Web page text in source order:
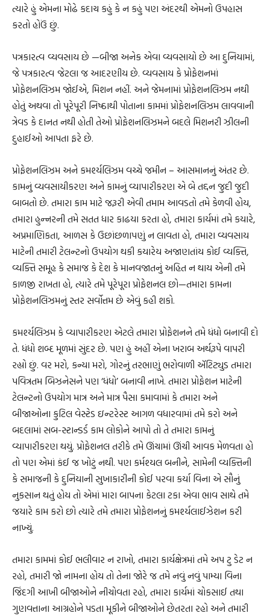
ત્યારે હું એમના મોઢે કદાચ કહું કે ન કહું પણ અંદરથી એમનો ઉપહાસ
કરતો હોઉં છું.
પત્રકારત્વ વ્યવસાય છે —બીજા અનેક એવા વ્યવસાયો છે આ દુનિયામાં,
જે પત્રકારત્વ જેટલા જ આદરણીય છે. વ્યવસાય કે પ્રોફેશનમાં
પ્રોફેશનલિઝમ જોઈએ, મિશન નહીં. અને જેમનામાં પ્રોફેશનલિઝમ નથી
હોતું અથવા તો પૂરેપૂરી નિષ્ઠાથી પોતાના કામમાં પ્રોફેશનલિઝમ લાવવાની
ત્રેવડ કે દાનત નથી હોતી તેઓ પ્રોફેશનલિઝમને બદલે મિશનરી ઝીલની
દુહાઈઓ આપતા ફરે છે.
પ્રોફેશનલિઝમ અને કમર્શ્યલિઝમ વચ્ચે જમીન – આસમાનનું અંતર છે.
કામનું વ્યવસાયીકરણ અને કામનું વ્યાપારીકરણ એ બે તદ્દન જુદી જુદી
બાબતો છે. તમારા કામ માટે જરૂરી એવી તમામ આવડતો તમે કેળવી હોય,
તમારા હુન્નરની તમે સતત ધાર કાઢયા કરતા હો, તમારા કાર્યમાં તમે કયારે,
અપ્રમાણિકતા, આળસ કે ઉછાંછળાપણું ન લાવતા હો, તમારા વ્યવસાય
માટેની તમારી ટેલન્ટનો ઉપયોગ થકી કયારેય અજાણતાંય કોઈ વ્યક્તિ,
વ્યક્તિ સમૂહ કે સમાજ કે દેશ કે માનવજાતનું અહિત ન થાય એની તમે
કાળજી રાખતા હો, ત્યારે તમે પૂરેપૂરા પ્રોફેશનલ છો—તમારા કામના
પ્રોફેશનલિઝમનું સ્તર સર્વોત્તમ છે એવું કહી શકો.
કમર્શ્યલિઝમ કે વ્યાપારીકરણ એટલે તમારા પ્રોફેશનને તમે ધંધો બનાવી દો
તે. ધંધો શબ્દ મૂળમાં સુંદર છે. પણ હું અહીં એના ખરાબ અર્થરૂપે વાપરી
રહ્યો છું. વર મરો, કન્યા મરો, ગોરનું તરભાણું ભરોવાળી ઍટિટ્યુડ તમારા
પવિત્રતમ બિઝનેસને પણ ‘ધંધો’ બનાવી નાખે. તમારા પ્રોફેશન માટેની
ટેલન્ટનો ઉપયોગ માત્ર અને માત્ર પૈસા કમાવામાં કે તમારા અને
બીજાઓના કુટિલ વેસ્ટેડ ઇન્ટરેસ્ટ આગળ વધારવામાં તમે કરો અને
બદલામાં સબ-સ્ટાન્ડર્ડ કામ લોકોને આપો તો તે તમારા કામનું
વ્યાપારીકરણ થયું. પ્રોફેશનલ તરીકે તમે ઊંચામાં ઊંચી આવક મેળવતા હો
તો પણ એમાં કંઈ જ ખોટું નથી. પણ કર્મશ્યલ બનીને, સામેની વ્યક્તિની
કે સમાજની કે દુનિયાની સુખાકારીની કોઈ પરવા કર્યા વિના એ સૌનું
નુકસાન થતું હોય તો એમાં મારા બાપના કેટલા ટકા એવા ભાવ સાથે તમે
જયારે કામ કરો છો ત્યારે તમે તમારા પ્રોફેશનનું કમર્શ્યલાઈઝેશન કરી
નાખ્યું.
તમારા કામમાં કોઈ ભલીવાર ન રાખો, તમારા કાર્યક્ષેત્રમાં તમે અપ ટુ ડેટ ન
રહો, તમારી જો નામના હોય તો તેના જોરે જ તમે નવું નવું પામ્યા વિના
જિંદગી આખી બીજાઓને નીચોવતા રહો, તમારા કાર્યમાં ચોકસાઈ તથા
ગુણવત્તાના આગ્રહોને પડતા મૂકીને બીજાઓને છેતરતા રહો અને તમારી